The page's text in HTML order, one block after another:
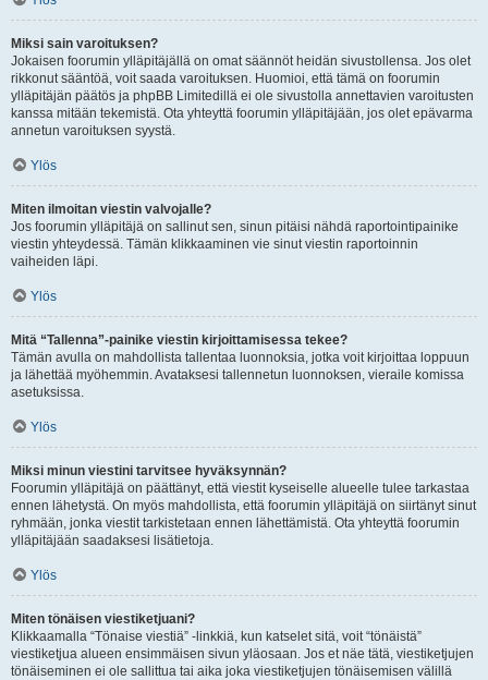
Miksi sain varoituksen?
Jokaisen foorumin ylläpitäjällä on omat säännöt heidän sivustollensa. Jos olet
rikkonut sääntöä, voit saada varoituksen. Huomioi, että tämä on foorumin
ylläpitäjän päätös ja phpBB Limitedillä ei ole sivustolla annettavien varoitusten
kanssa mitään tekemistä. Ota yhteyttä foorumin ylläpitäjään, jos olet epävarma
annetun varoituksen syystä.
Ylös
Miten ilmoitan viestin valvojalle?
Jos foorumin ylläpitäjä on sallinut sen, sinun pitäisi nähdä raportointipainike
viestin yhteydessä. Tämän klikkaaminen vie sinut viestin raportoinnin
vaiheiden läpi.
Ylös
Mitä “Tallenna”-painike viestin kirjoittamisessa tekee?
Tämän avulla on mahdollista tallentaa luonnoksia, jotka voit kirjoittaa loppuun
ja lähettää myöhemmin. Avataksesi tallennetun luonnoksen, vieraile komissa
asetuksissa.
Ylös
Miksi minun viestini tarvitsee hyväksynnän?
Foorumin ylläpitäjä on päättänyt, että viestit kyseiselle alueelle tulee tarkastaa
ennen lähetystä. On myös mahdollista, että foorumin ylläpitäjä on siirtänyt sinut
ryhmään, jonka viestit tarkistetaan ennen lähettämistä. Ota yhteyttä foorumin
ylläpitäjään saadaksesi lisätietoja.
Ylös
Miten tönäisen viestiketjuani?
Klikkaamalla “Tönaise viestiä” -linkkiä, kun katselet sitä, voit “tönäistä”
viestiketjua alueen ensimmäisen sivun yläosaan. Jos et näe tätä, viestiketjujen
tönäiseminen ei ole sallittua tai aika joka viestiketjujen tönäisemisen välillä